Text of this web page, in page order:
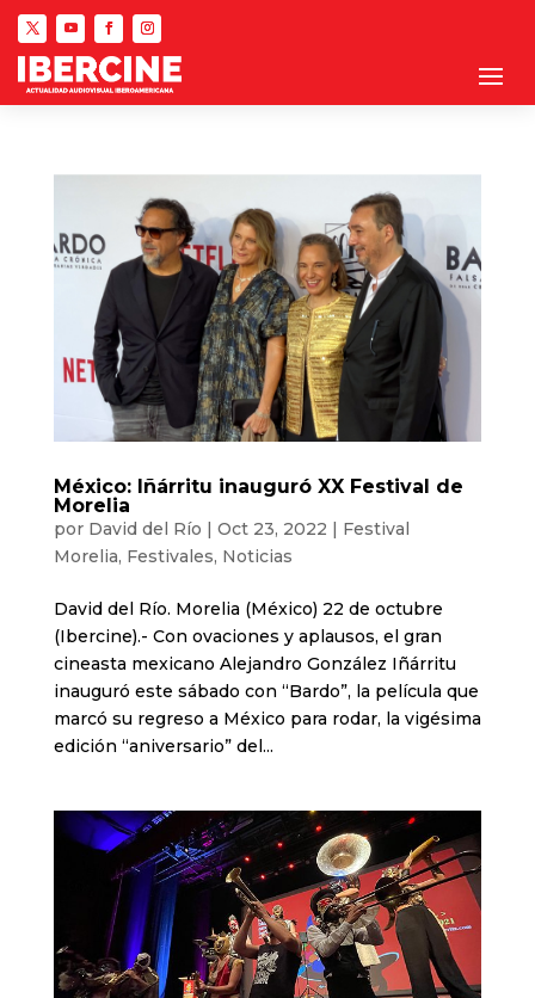
México: Iñárritu inauguró XX Festival de
Morelia
por David del Río | Oct 23, 2022 | Festival
Morelia, Festivales, Noticias
David del Río. Morelia (México) 22 de octubre
(Ibercine).- Con ovaciones y aplausos, el gran
cineasta mexicano Alejandro González Iñárritu
inauguró este sábado con “Bardo”, la película que
marcó su regreso a México para rodar, la vigésima
edición “aniversario” del...